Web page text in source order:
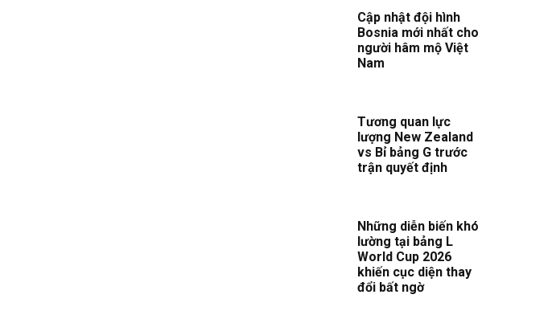
Cập nhật đội hình
Bosnia mới nhất cho
người hâm mộ Việt
Nam
Tương quan lực
lượng New Zealand
vs Bỉ bảng G trước
trận quyết định
Những diễn biến khó
lường tại bảng L
World Cup 2026
khiến cục diện thay
đổi bất ngờ